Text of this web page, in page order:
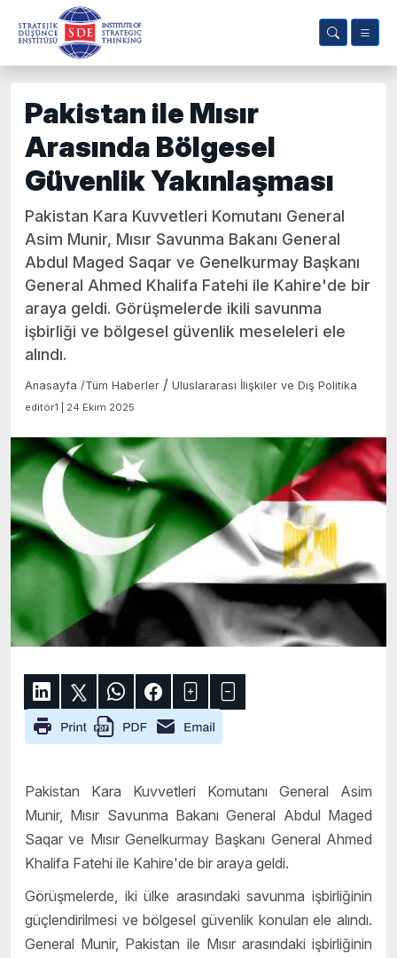
Pakistan ile Mısır
Arasında Bölgesel
Güvenlik Yakınlaşması
Pakistan Kara Kuvvetleri Komutanı General
Asim Munir, Mısır Savunma Bakanı General
Abdul Maged Saqar ve Genelkurmay Başkanı
General Ahmed Khalifa Fatehi ile Kahire'de bir
araya geldi. Görüşmelerde ikili savunma
işbirliği ve bölgesel güvenlik meseleleri ele
alındı.
Anasayfa /Tüm Haberler / Uluslararası İlişkiler ve Dış Politika
editör1 | 24 Ekim 2025
Pakistan Kara Kuvvetleri Komutanı General Asim
Munir, Mısır Savunma Bakanı General Abdul Maged
Saqar ve Mısır Genelkurmay Başkanı General Ahmed
Khalifa Fatehi ile Kahire'de bir araya geldi.
Görüşmelerde, iki ülke arasındaki savunma işbirliğinin
güçlendirilmesi ve bölgesel güvenlik konuları ele alındı.
General Munir, Pakistan ile Mısır arasındaki işbirliğinin